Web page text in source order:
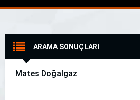
ARAMA SONUÇLARI
Mates Doğalgaz